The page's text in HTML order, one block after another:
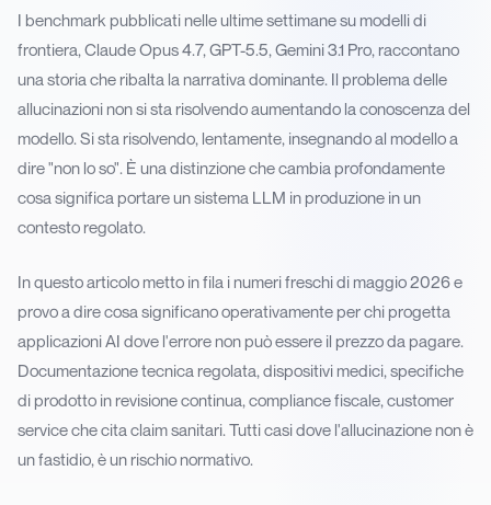
I benchmark pubblicati nelle ultime settimane su modelli di
frontiera, Claude Opus 4.7, GPT-5.5, Gemini 3.1 Pro, raccontano
una storia che ribalta la narrativa dominante. Il problema delle
allucinazioni non si sta risolvendo aumentando la conoscenza del
modello. Si sta risolvendo, lentamente, insegnando al modello a
dire "non lo so". È una distinzione che cambia profondamente
cosa significa portare un sistema LLM in produzione in un
contesto regolato.
In questo articolo metto in fila i numeri freschi di maggio 2026 e
provo a dire cosa significano operativamente per chi progetta
applicazioni AI dove l'errore non può essere il prezzo da pagare.
Documentazione tecnica regolata, dispositivi medici, specifiche
di prodotto in revisione continua, compliance fiscale, customer
service che cita claim sanitari. Tutti casi dove l'allucinazione non è
un fastidio, è un rischio normativo.